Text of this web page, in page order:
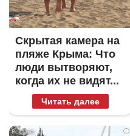
Скрытая камера на
пляже Крыма: Что
люди вытворяют,
когда их не видят...
Читать далее
i